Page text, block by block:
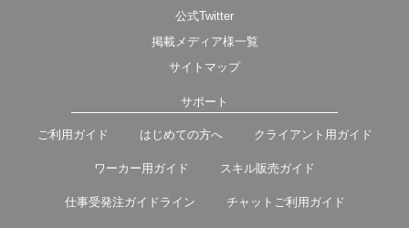
公式Twitter
掲載メディア様一覧
サイトマップ
サポート
ご利用ガイド はじめての方へ クライアント用ガイド
ワーカー用ガイド スキル販売ガイド
仕事受発注ガイドライン チャットご利用ガイド